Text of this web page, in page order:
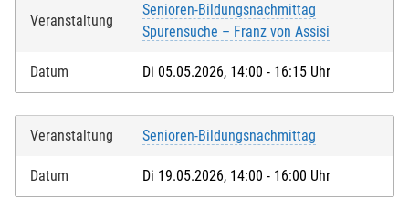
Veranstaltung
Senioren-Bildungsnachmittag
Spurensuche – Franz von Assisi
Datum Di 05.05.2026, 14:00 - 16:15 Uhr
Veranstaltung Senioren-Bildungsnachmittag
Datum Di 19.05.2026, 14:00 - 16:00 Uhr